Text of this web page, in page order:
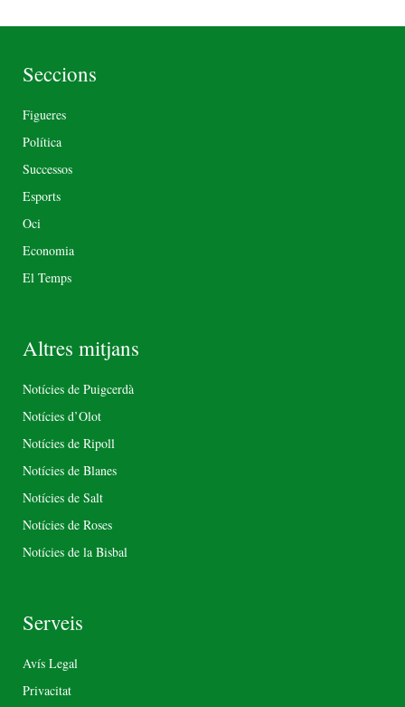
Seccions
Figueres
Política
Successos
Esports
Oci
Economia
El Temps
Altres mitjans
Notícies de Puigcerdà
Notícies d’Olot
Notícies de Ripoll
Notícies de Blanes
Notícies de Salt
Notícies de Roses
Notícies de la Bisbal
Serveis
Avís Legal
Privacitat